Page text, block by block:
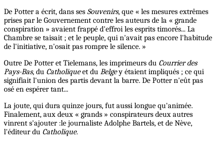
De Potter a écrit, dans ses Souvenirs, que « les mesures extrêmes
prises par le Gouvernement contre les auteurs de la « grande
conspiration » avaient frappé d'effroi les esprits timorés... La
Chambre se taisait ; et le peuple, qui n'avait pas encore l'habitude
de l'initiative, n'osait pas rompre le silence. »
Outre De Potter et Tielemans, les imprimeurs du Courrier des
Pays-Bas, du Catholiqueet du Belgey étaient impliqués ; ce qui
signifiait l'union des partis devant la barre. De Potter n'eût pas
osé en espérer tant...
La joute, qui dura quinze jours, fut aussi longue qu'animée.
Finalement, aux deux « grands » conspirateurs deux autres
vinrent s'ajouter :le journaliste Adolphe Bartels, et de Nève,
l'éditeur du Catholique.